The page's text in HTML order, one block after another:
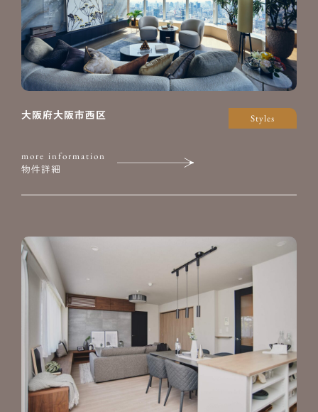
大阪府大阪市西区 Styles
more information
物件詳細